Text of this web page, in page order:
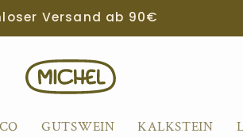
im Weingut Michel
GUTSWEIN KALKSTEIN